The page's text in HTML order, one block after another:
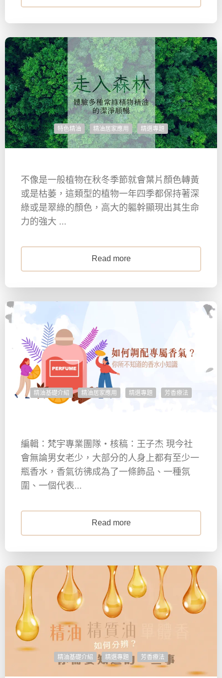
特色精油 精油居家應用 精選專題
不像是一般植物在秋冬季節就會葉片顏色轉黃
或是枯萎，這類型的植物一年四季都保持著深
綠或是翠綠的顏色，高大的軀幹顯現出其生命
力的強大 ...
Read more
精油基礎介紹 精油居家應用 精選專題 芳香療法
編輯：梵宇專業團隊・核稿：王子杰 現今社
會無論男女老少，大部分的人身上都有至少一
瓶香水，香氣彷彿成為了一條飾品、一種氛
圍、一個代表...
Read more
精油基礎介紹 精選專題 芳香療法